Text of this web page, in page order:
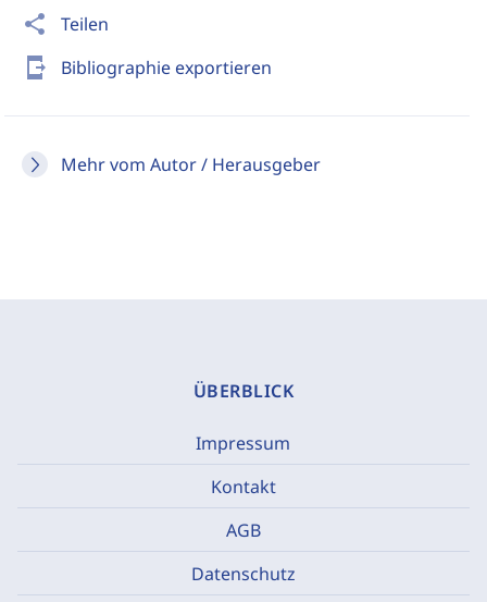
share Teilen
send_to_mobile Bibliographie exportieren
Mehr vom Autor / Herausgeber
ÜBERBLICK
Impressum
Kontakt
AGB
Datenschutz